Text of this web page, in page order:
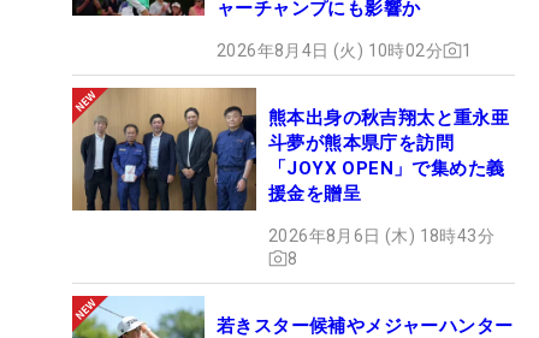
ャーチャンプにも影響か
2026年8月4日 (火) 10時02分 1
熊本出身の秋吉翔太と重永亜
斗夢が熊本県庁を訪問
「JOYX OPEN」で集めた義
援金を贈呈
2026年8月6日 (木) 18時43分
8
若きスター候補やメジャーハンター